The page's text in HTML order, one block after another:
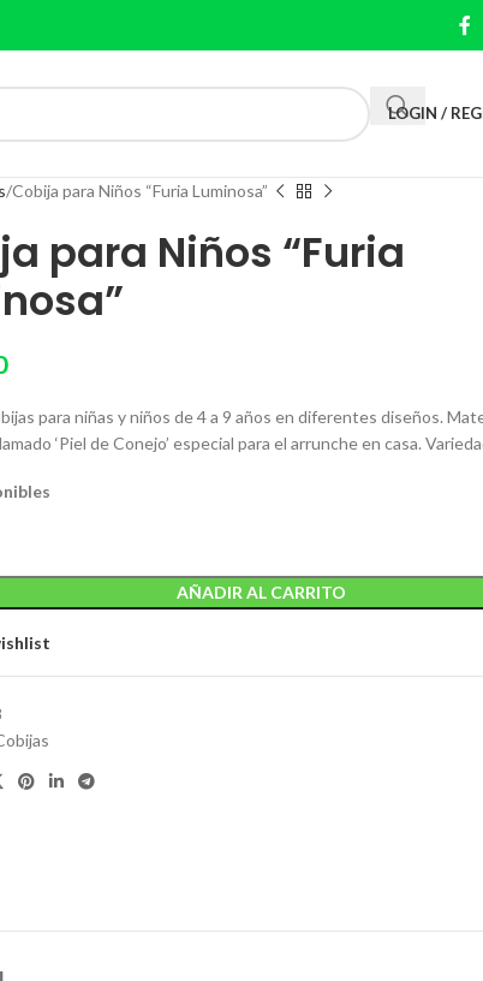
LOGIN /
Cobija para Niños “Furia Luminosa”
para Niños “Furia
para niñas y niños de 4 a 9 años en diferentes diseños.
‘Piel de Conejo’ especial para el arrunche en casa.
AÑADIR AL CARRITO